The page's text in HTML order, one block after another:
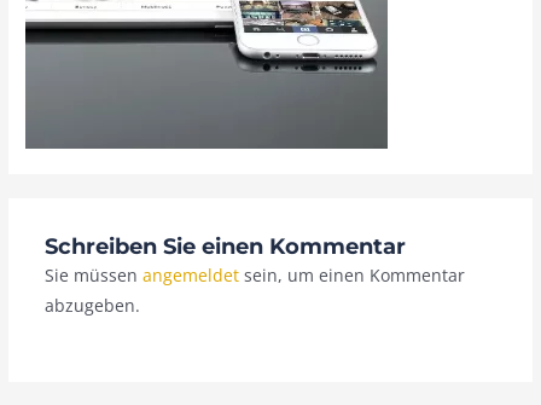
Schreiben Sie einen Kommentar
Sie müssen angemeldetsein, um einen Kommentar
abzugeben.